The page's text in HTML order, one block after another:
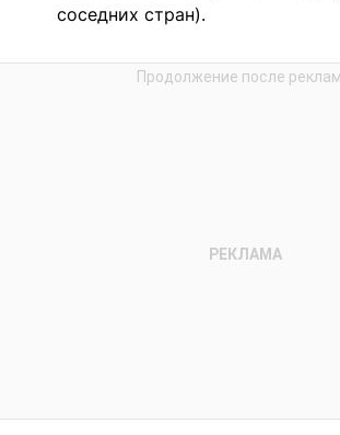
соседних стран).